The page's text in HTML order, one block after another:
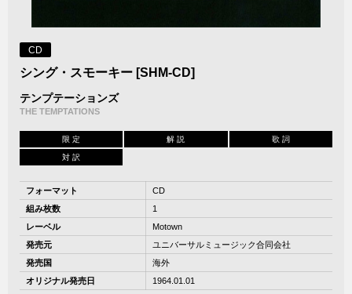
CD
シング・スモーキー [SHM-CD]
テンプテーションズ
THE TEMPTATIONS
限 定 解 説 歌 詞
対 訳
フォーマット
CD
組み枚数
1
レーベル
Motown
発売元
ユニバーサルミュージック合同会社
発売国
海外
オリジナル発売日
1964.01.01